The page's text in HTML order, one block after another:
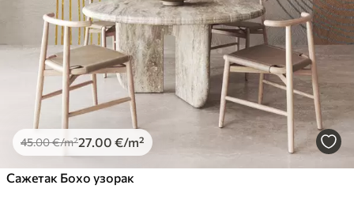
45.00€/m²27 .00 €/m²
Сажетак Бохо узорак